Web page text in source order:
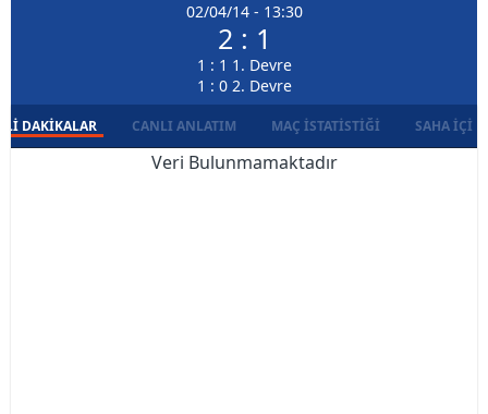
02/04/14 - 13:30
2 : 1
1 : 1 1. Devre
1 : 0 2. Devre
DAKIKALAR CANLI ANLATIM MAÇ İSTATISTIĞI SAHA İÇI
Veri Bulunmamaktadır